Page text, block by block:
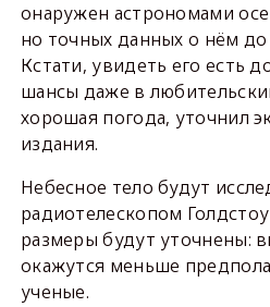
онаружен астрономами
но точных данных о нём до
Кстати, увидеть его есть
шансы даже в
хорошая погода, уточнил
издания.
Небесное тело будут
радиотелескопом
размеры будут уточнены:
окажутся меньше
ученые.